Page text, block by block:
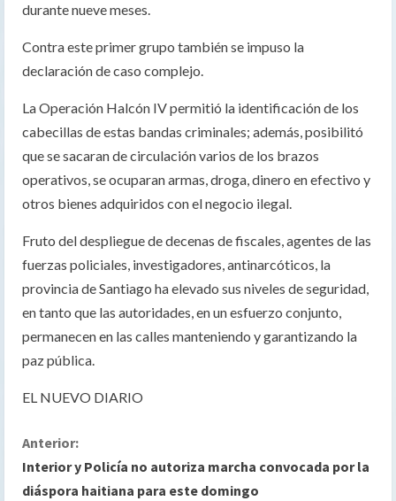
durante nueve meses.
Contra este primer grupo también se impuso la
declaración de caso complejo.
La Operación Halcón IV permitió la identificación de los
cabecillas de estas bandas criminales; además, posibilitó
que se sacaran de circulación varios de los brazos
operativos, se ocuparan armas, droga, dinero en efectivo y
otros bienes adquiridos con el negocio ilegal.
Fruto del despliegue de decenas de fiscales, agentes de las
fuerzas policiales, investigadores, antinarcóticos, la
provincia de Santiago ha elevado sus niveles de seguridad,
en tanto que las autoridades, en un esfuerzo conjunto,
permanecen en las calles manteniendo y garantizando la
paz pública.
EL NUEVO DIARIO
S
i
Anterior:
Interior y Policía no autoriza marcha convocada por la
diáspora haitiana para este domingo